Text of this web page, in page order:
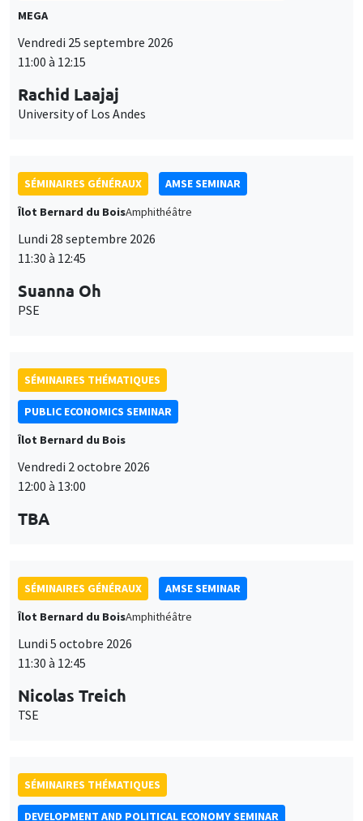
MEGA
Vendredi 25 septembre 2026
11:00 à 12:15
Rachid Laajaj
University of Los Andes
SÉMINAIRES GÉNÉRAUX
AMSE SEMINAR
Îlot Bernard du BoisAmphithéâtre
Lundi 28 septembre 2026
11:30 à 12:45
Suanna Oh
PSE
SÉMINAIRES THÉMATIQUES
PUBLIC ECONOMICS SEMINAR
Îlot Bernard du Bois
Vendredi 2 octobre 2026
12:00 à 13:00
TBA
SÉMINAIRES GÉNÉRAUX
AMSE SEMINAR
Îlot Bernard du BoisAmphithéâtre
Lundi 5 octobre 2026
11:30 à 12:45
Nicolas Treich
TSE
SÉMINAIRES THÉMATIQUES
DEVELOPMENT AND POLITICAL ECONOMY SEMINAR